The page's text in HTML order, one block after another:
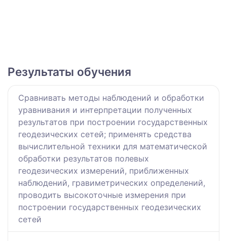
Результаты обучения
Сравнивать методы наблюдений и обработки
уравнивания и интерпретации полученных
результатов при построении государственных
геодезических сетей; применять средства
вычислительной техники для математической
обработки результатов полевых
геодезических измерений, приближенных
наблюдений, гравиметрических определений,
проводить высокоточные измерения при
построении государственных геодезических
сетей